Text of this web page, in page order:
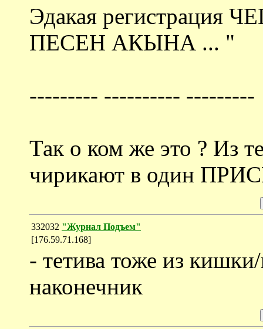
Эдакая регистрация
ПЕСЕН АКЫНА ... "
--------- ---------- ---------
Так о ком же это ? Из
чирикают в один
332032 "Журнал Подъем"
[176.59.71.168]
- тетива тоже из
наконечник